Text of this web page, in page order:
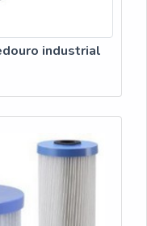
industrial